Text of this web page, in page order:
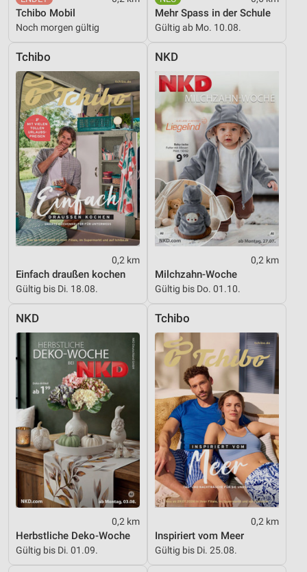
Tchibo Mobil
Noch morgen gültig
Mehr Spass in der Schule
Gültig ab Mo. 10.08.
Tchibo
0,2 km
Einfach draußen kochen
Gültig bis Di. 18.08.
NKD
0,2 km
Milchzahn-Woche
Gültig bis Do. 01.10.
NKD
0,2 km
Herbstliche Deko-Woche
Gültig bis Di. 01.09.
Tchibo
0,2 km
Inspiriert vom Meer
Gültig bis Di. 25.08.
Notwendig
Performance
Funktional
Werbung